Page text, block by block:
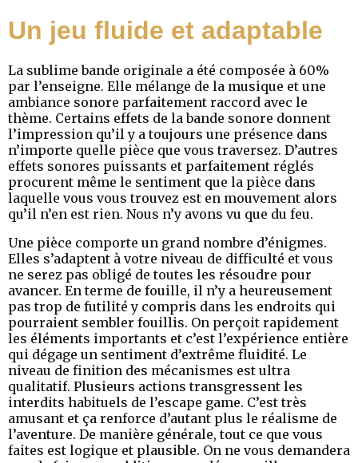
Un jeu fluide et adaptable
La sublime bande originale a été composée à 60%
par l’enseigne. Elle mélange de la musique et une
ambiance sonore parfaitement raccord avec le
thème. Certains effets de la bande sonore donnent
l’impression qu’il y a toujours une présence dans
n’importe quelle pièce que vous traversez. D’autres
effets sonores puissants et parfaitement réglés
procurent même le sentiment que la pièce dans
laquelle vous vous trouvez est en mouvement alors
qu’il n’en est rien. Nous n’y avons vu que du feu.
Une pièce comporte un grand nombre d’énigmes.
Elles s’adaptent à votre niveau de difficulté et vous
ne serez pas obligé de toutes les résoudre pour
avancer. En terme de fouille, il n’y a heureusement
pas trop de futilité y compris dans les endroits qui
pourraient sembler fouillis. On perçoit rapidement
les éléments importants et c’est l’expérience entière
qui dégage un sentiment d’extrême fluidité. Le
niveau de finition des mécanismes est ultra
qualitatif. Plusieurs actions transgressent les
interdits habituels de l’escape game. C’est très
amusant et ça renforce d’autant plus le réalisme de
l’aventure. De manière générale, tout ce que vous
faites est logique et plausible. On ne vous demandera